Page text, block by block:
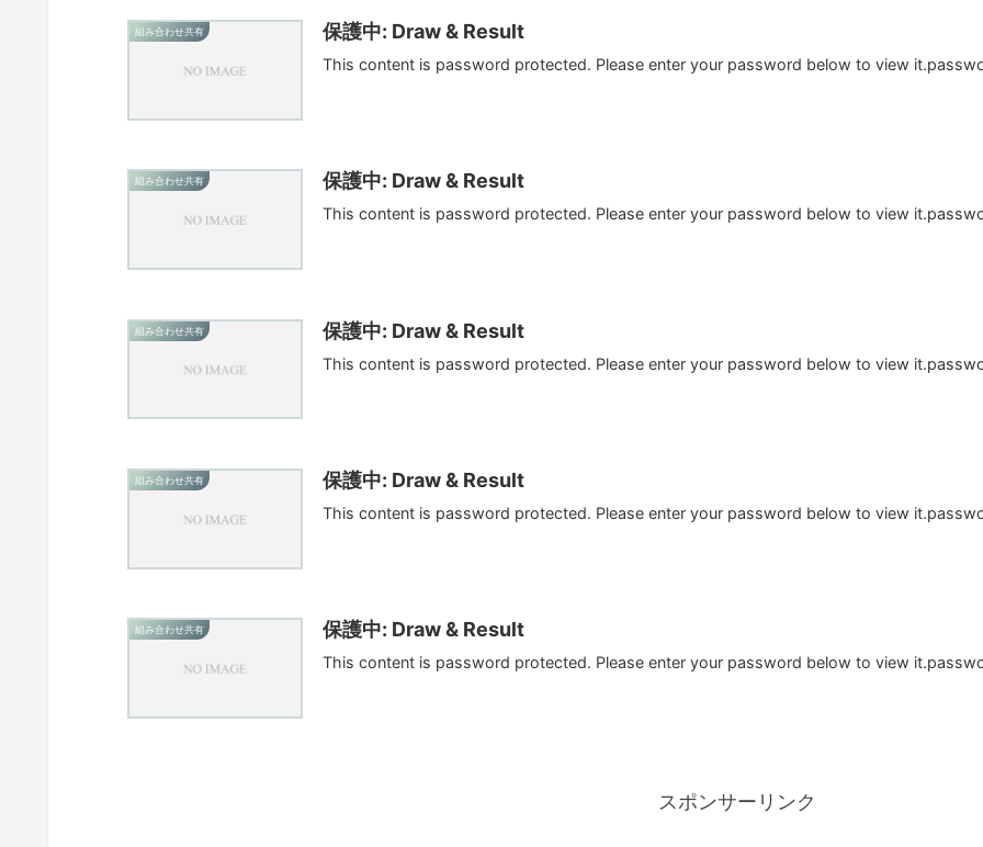
組み合わせ共有 保護中: Draw & Result
This content is password protected. Please enter your password below to view
組み合わせ共有 保護中: Draw & Result
This content is password protected. Please enter your password below to view
組み合わせ共有 保護中: Draw & Result
This content is password protected. Please enter your password below to view
組み合わせ共有 保護中: Draw & Result
This content is password protected. Please enter your password below to view
組み合わせ共有 保護中: Draw & Result
This content is password protected. Please enter your password below to view
スポンサーリンク